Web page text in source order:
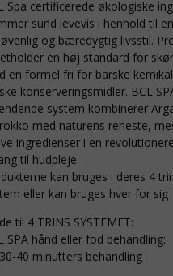
Spa certificerede økologiske
sund levevis i henhold til en
og bæredygtig livsstil.
en høj standard for
en formel fri for barske
konserveringsmidler. BCL
system kombinerer
med naturens reneste,
ingredienser i en
til hudpleje.
kan bruges i deres 4
eller kan bruges hver for sig
til 4 TRINS SYSTEMET:
SPA hånd eller fod behandling:
40 minutters behandling